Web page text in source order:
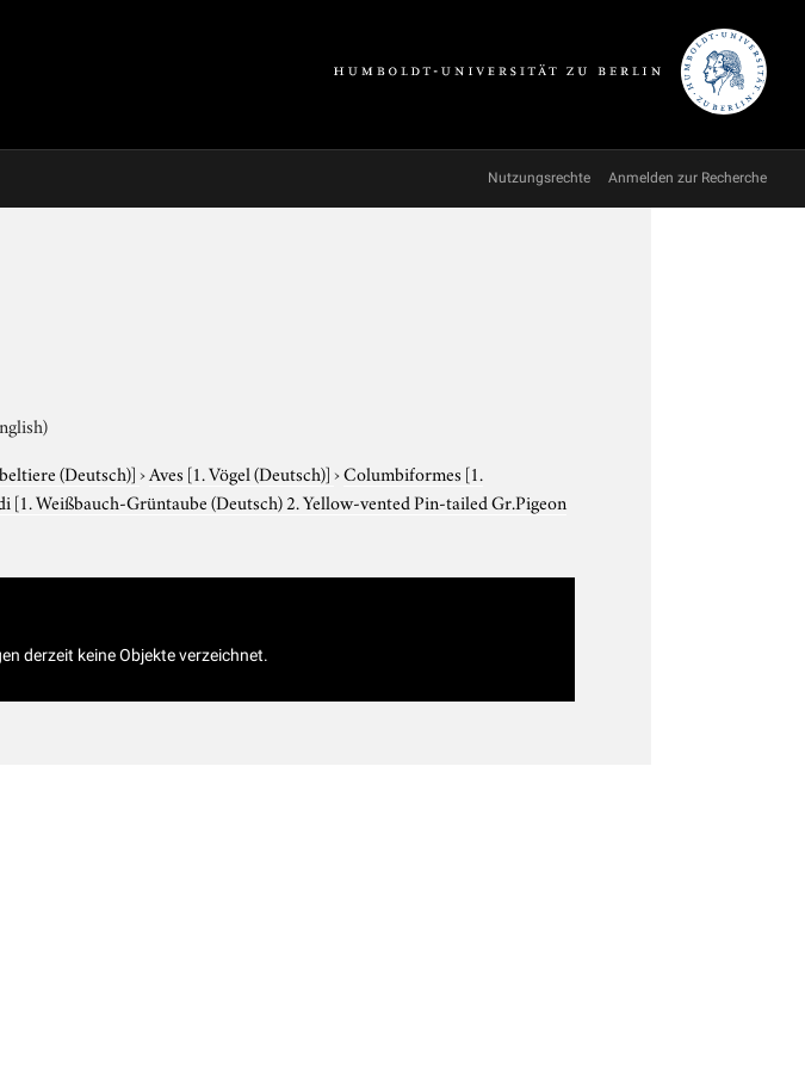
Nutzungsrechte Anmelden zur Recherche
(Deutsch)]›Aves [1. Vögel (Deutsch)]›Columbiformes [1.
[1. Weißbauch-Grüntaube (Deutsch) 2. Yellow-vented Pin-tailed Gr.Pigeon
derzeit keine Objekte verzeichnet.